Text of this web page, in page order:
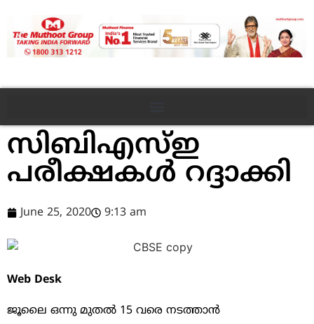
സിബിഎസ്‌ഇ
പരീക്ഷകള്‍ റദ്ദാക്കി
June 25, 2020 9:13 am
Web Desk
ജൂലൈ ഒന്നു മുതല്‍ 15 വരെ നടത്താന്‍